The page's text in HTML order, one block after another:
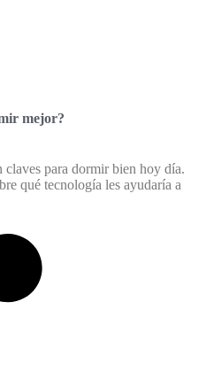
mejor?
claves para dormir bien hoy día.
qué tecnología les ayudaría a